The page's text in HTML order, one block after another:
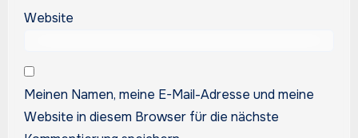
Website
Meinen Namen, meine E-Mail-Adresse und meine
Website in diesem Browser für die nächste